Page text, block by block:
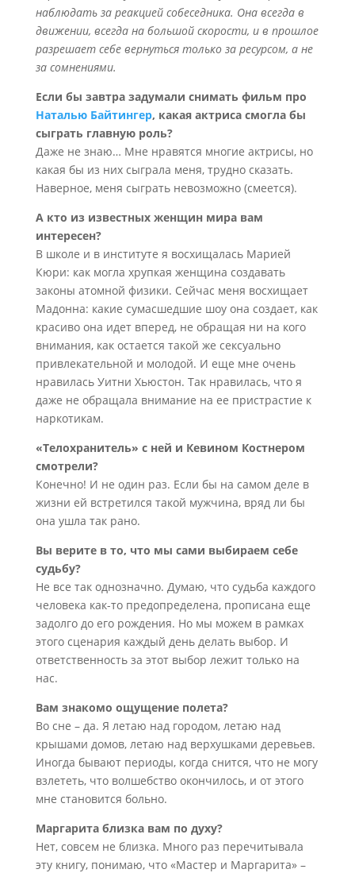
наблюдать за реакцией собеседника. Она всегда в
движении, всегда на большой скорости, и в прошлое
разрешает себе вернуться только за ресурсом, а не
за сомнениями.
Если бы завтра задумали снимать фильм про
Наталью Байтингер, какая актриса смогла бы
сыграть главную роль?
Даже не знаю… Мне нравятся многие актрисы, но
какая бы из них сыграла меня, трудно сказать.
Наверное, меня сыграть невозможно (смеется).
А кто из известных женщин мира вам
интересен?
В школе и в институте я восхищалась Марией
Кюри: как могла хрупкая женщина создавать
законы атомной физики. Сейчас меня восхищает
Мадонна: какие сумасшедшие шоу она создает, как
красиво она идет вперед, не обращая ни на кого
внимания, как остается такой же сексуально
привлекательной и молодой. И еще мне очень
нравилась Уитни Хьюстон. Так нравилась, что я
даже не обращала внимание на ее пристрастие к
наркотикам.
«Телохранитель» с ней и Кевином Костнером
смотрели?
Конечно! И не один раз. Если бы на самом деле в
жизни ей встретился такой мужчина, вряд ли бы
она ушла так рано.
Вы верите в то, что мы сами выбираем себе
судьбу?
Не все так однозначно. Думаю, что судьба каждого
человека как-то предопределена, прописана еще
задолго до его рождения. Но мы можем в рамках
этого сценария каждый день делать выбор. И
ответственность за этот выбор лежит только на
нас.
Вам знакомо ощущение полета?
Во сне – да. Я летаю над городом, летаю над
крышами домов, летаю над верхушками деревьев.
Иногда бывают периоды, когда снится, что не могу
взлететь, что волшебство окончилось, и от этого
мне становится больно.
Маргарита близка вам по духу?
Нет, совсем не близка. Много раз перечитывала
эту книгу, понимаю, что «Мастер и Маргарита» –